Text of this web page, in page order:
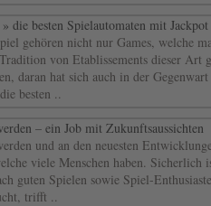
die besten Spielautomaten mit
gehören nicht nur Games, welche
von Etablissements dieser Art
daran hat sich auch in der
besten ..
– ein Job mit Zukunftsaussichten
und an den neuesten
viele Menschen haben. Sicherlich
guten Spielen sowie Spiel-
trifft ..